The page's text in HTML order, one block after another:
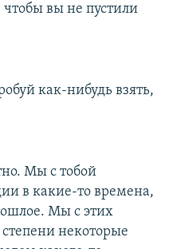
вы не пустили
как-нибудь взять,
Мы с тобой
в какие-то времена,
Мы с этих
некоторые